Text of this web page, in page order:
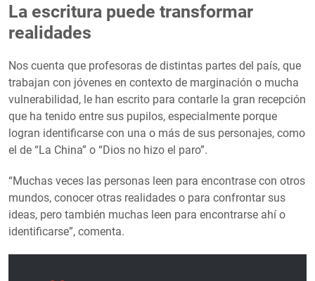
La escritura puede transformar
realidades
Nos cuenta que profesoras de distintas partes del país, que
trabajan con jóvenes en contexto de marginación o mucha
vulnerabilidad, le han escrito para contarle la gran recepción
que ha tenido entre sus pupilos, especialmente porque
logran identificarse con una o más de sus personajes, como
el de “La China” o “Dios no hizo el paro”.
“Muchas veces las personas leen para encontrase con otros
mundos, conocer otras realidades o para confrontar sus
ideas, pero también muchas leen para encontrarse ahí o
identificarse”, comenta.